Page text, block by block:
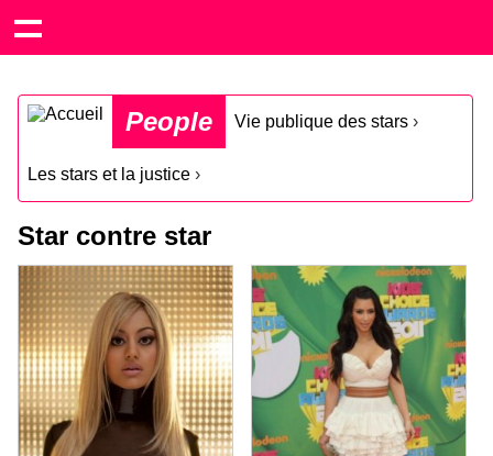
People Vie publique des stars ›
Les stars et la justice ›
Star contre star